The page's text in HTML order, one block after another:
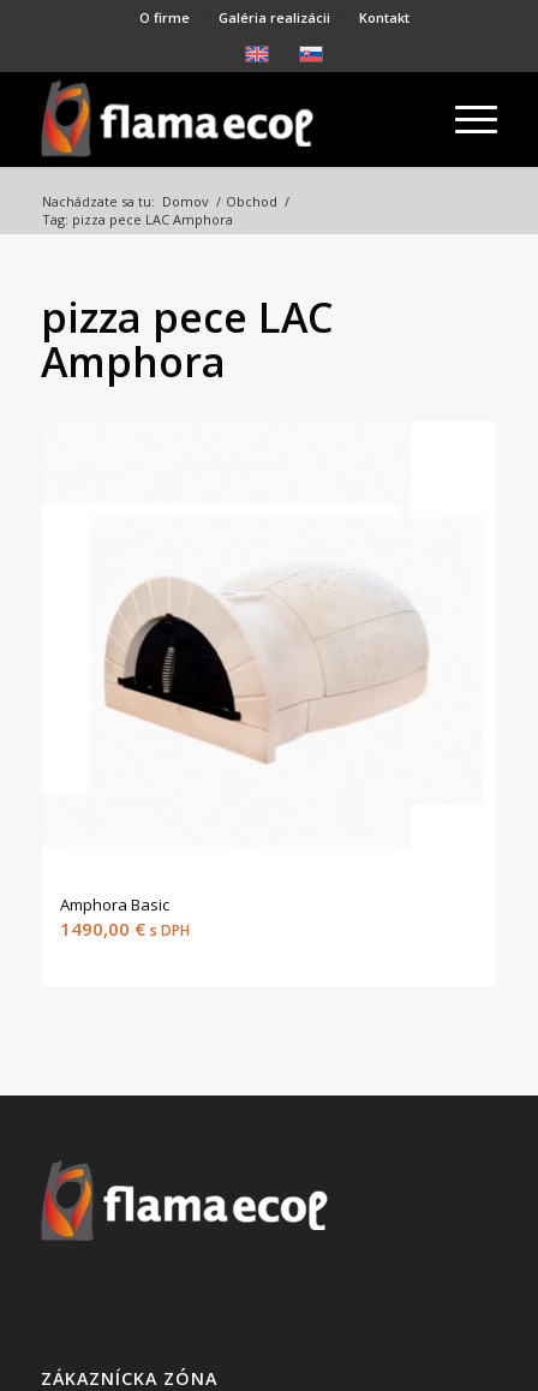
O firme Galéria realizácii Kontakt
Nachádzate sa tu: Domov / Obchod /
Tag: pizza pece LAC Amphora
pizza pece LAC
Amphora
Amphora Basic
1490,00 € s DPH
ZÁKAZNÍCKA ZÓNA